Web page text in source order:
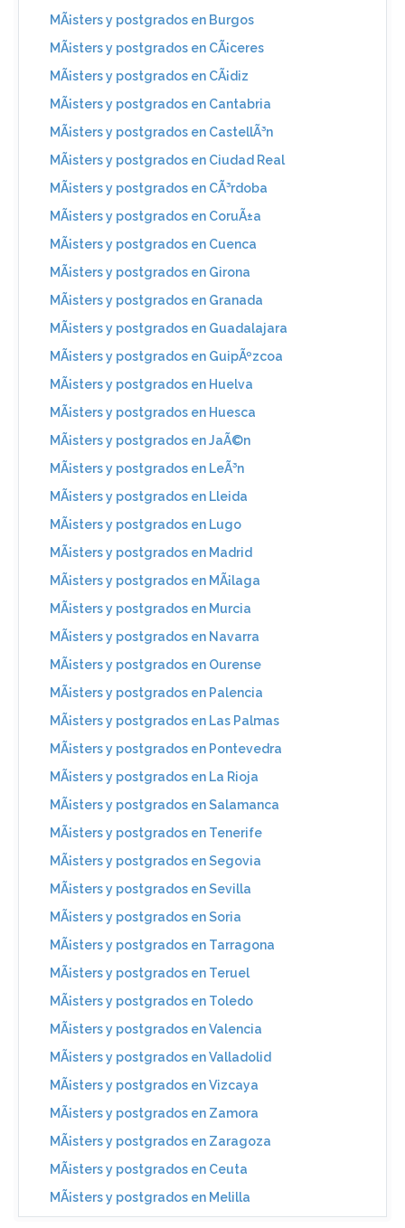
MÃ¡sters y postgrados en Burgos
MÃ¡sters y postgrados en CÃ¡ceres
MÃ¡sters y postgrados en CÃ¡diz
MÃ¡sters y postgrados en Cantabria
MÃ¡sters y postgrados en CastellÃ³n
MÃ¡sters y postgrados en Ciudad Real
MÃ¡sters y postgrados en CÃ³rdoba
MÃ¡sters y postgrados en CoruÃ±a
MÃ¡sters y postgrados en Cuenca
MÃ¡sters y postgrados en Girona
MÃ¡sters y postgrados en Granada
MÃ¡sters y postgrados en Guadalajara
MÃ¡sters y postgrados en GuipÃºzcoa
MÃ¡sters y postgrados en Huelva
MÃ¡sters y postgrados en Huesca
MÃ¡sters y postgrados en JaÃ©n
MÃ¡sters y postgrados en LeÃ³n
MÃ¡sters y postgrados en Lleida
MÃ¡sters y postgrados en Lugo
MÃ¡sters y postgrados en Madrid
MÃ¡sters y postgrados en MÃ¡laga
MÃ¡sters y postgrados en Murcia
MÃ¡sters y postgrados en Navarra
MÃ¡sters y postgrados en Ourense
MÃ¡sters y postgrados en Palencia
MÃ¡sters y postgrados en Las Palmas
MÃ¡sters y postgrados en Pontevedra
MÃ¡sters y postgrados en La Rioja
MÃ¡sters y postgrados en Salamanca
MÃ¡sters y postgrados en Tenerife
MÃ¡sters y postgrados en Segovia
MÃ¡sters y postgrados en Sevilla
MÃ¡sters y postgrados en Soria
MÃ¡sters y postgrados en Tarragona
MÃ¡sters y postgrados en Teruel
MÃ¡sters y postgrados en Toledo
MÃ¡sters y postgrados en Valencia
MÃ¡sters y postgrados en Valladolid
MÃ¡sters y postgrados en Vizcaya
MÃ¡sters y postgrados en Zamora
MÃ¡sters y postgrados en Zaragoza
MÃ¡sters y postgrados en Ceuta
MÃ¡sters y postgrados en Melilla